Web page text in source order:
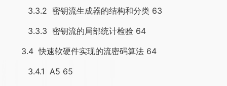
3.3.2 密钥流生成器的结构和分类 63
3.3.3 密钥流的局部统计检验 64
3.4 快速软硬件实现的流密码算法 64
3.4.1 A5 65